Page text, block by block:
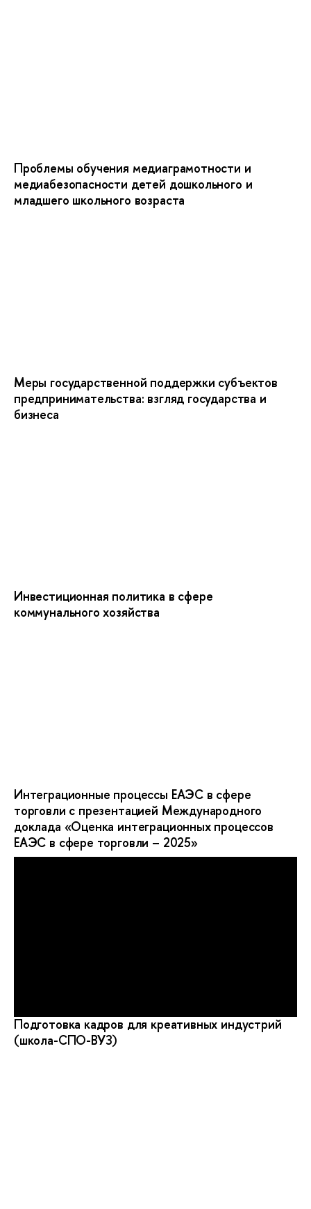
Проблемы обучения медиаграмотности и
медиабезопасности детей дошкольного и
младшего школьного возраста
Меры государственной поддержки субъектов
предпринимательства: взгляд государства и
бизнеса
Инвестиционная политика в сфере
коммунального хозяйства
Интеграционные процессы ЕАЭС в сфере
торговли с презентацией Международного
доклада «Оценка интеграционных процессов
ЕАЭС в сфере торговли – 2025»
Подготовка кадров для креативных индустрий
(школа-СПО-ВУЗ)